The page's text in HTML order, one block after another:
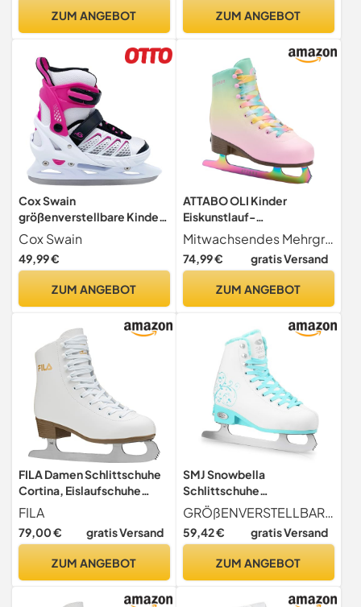
ZUM ANGEBOT ZUM ANGEBOT
Cox Swain
größenverstellbare Kinder
Schlittschuhe COXY Ice für
Mädchen und Jungen -
Ohne Werkzeug
XS (29-32)
Cox Swain
49,99 €
ZUM ANGEBOT
ATTABO OLI Kinder
Eiskunstlauf-
Schlittschuhe, verstellbar,
Multicolor – Edelstahl-
Figurkufe mit Toe Pick,
Powerstrap + Schnürung,
Mitwachsendes Mehrgrößen-System Per Knopfdruck verstellbar; Varianten 31 34, 35 38 oder 39 42 längere Nutzungsdauer, ideal für Kurs, Schule & Freizeit.
74,99 € gratis Versand
ZUM ANGEBOT
FILA Damen Schlittschuhe
Cortina, Eislaufschuhe
Größe 37, Kunstlaufschuhe
mit Edelstahlkufen, weiß
FILA
79,00 € gratis Versand
ZUM ANGEBOT
SMJ Snowbella
Schlittschuhe
VERSTELLBAR Damen
Mädchen Eiskunstlauf
Eislaufschuhe Klassische
31-34, 35-38, 39-42 (L
GRÖßENVERSTELLBAR - dank ihrer Größenverstellbarkeit über 4 Größen und ihrer hohen Qualität werden diese Skates mehrere Jahre lang dienen. Verfügbare Größen 31-34, 35-38, 39-42. Dadurch bieten sie eine optimale Passform und hohe Sicherheit während der Benutzung
59,42 € gratis Versand
ZUM ANGEBOT